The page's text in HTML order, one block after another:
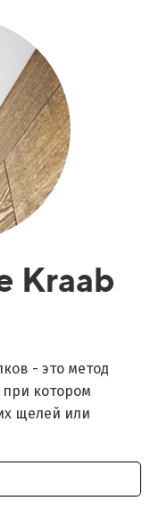
Kraab
- это метод
котором
щелей или